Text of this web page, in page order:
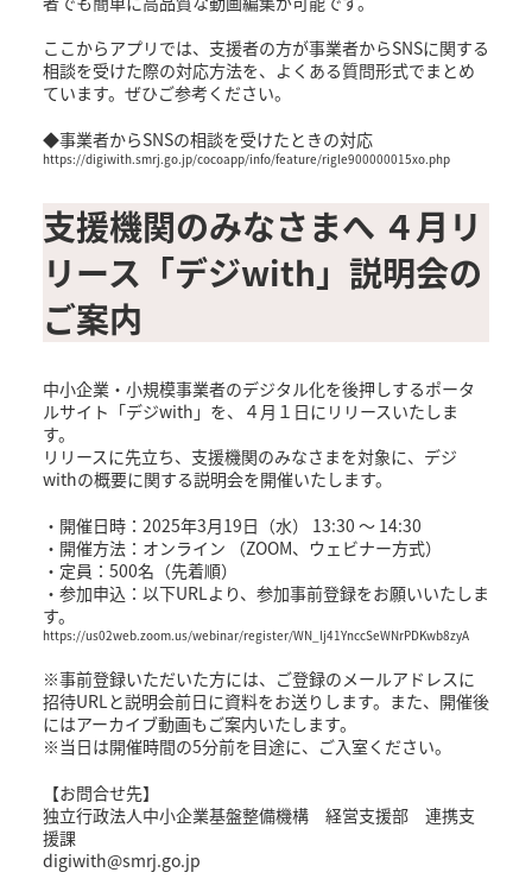
ここからアプリでは、支援者の方が事業者からSNSに関する
相談を受けた際の対応方法を、よくある質問形式でまとめ
ています。ぜひご参考ください。
◆事業者からSNSの相談を受けたときの対応
https://digiwith.smrj.go.jp/cocoapp/info/feature/rigle900000015xo.php
支援機関のみなさまへ ４月リ
リース「デジwith」説明会の
ご案内
中小企業・小規模事業者のデジタル化を後押しするポータ
ルサイト「デジwith」を、４月１日にリリースいたしま
す。
リリースに先立ち、支援機関のみなさまを対象に、デジ
withの概要に関する説明会を開催いたします。
・開催日時：2025年3月19日（水） 13:30 ～ 14:30
・開催方法：オンライン （ZOOM、ウェビナー方式）
・定員：500名（先着順）
・参加申込：以下URLより、参加事前登録をお願いいたしま
す。
https://us02web.zoom.us/webinar/register/WN_lj41YnccSeWNrPDKwb8zyA
※事前登録いただいた方には、ご登録のメールアドレスに
招待URLと説明会前日に資料をお送りします。また、開催後
にはアーカイブ動画もご案内いたします。
※当日は開催時間の5分前を目途に、ご入室ください。
【お問合せ先】
独立行政法人中小企業基盤整備機構 経営支援部 連携支
援課
digiwith@smrj.go.jp